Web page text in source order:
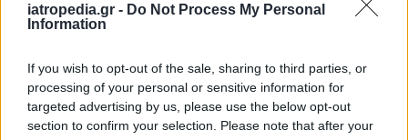
iatropedia.gr - Do Not Process My Personal
Information
If you wish to opt-out of the sale, sharing to third parties, or
processing of your personal or sensitive information for
targeted advertising by us, please use the below opt-out
section to confirm your selection. Please note that after your
Οι συγκεκριμένες ρυθμίσεις προκάλεσαν την
Παγκόσμιας Ομοσπονδίας
Φυσικοθεραπευτών(ER – WCPT), που με
επιστολή του προς την Υπουργό Παιδείας, με
κοινοποίηση στον Επίτροπο Υγείας της Ε.Ε. και